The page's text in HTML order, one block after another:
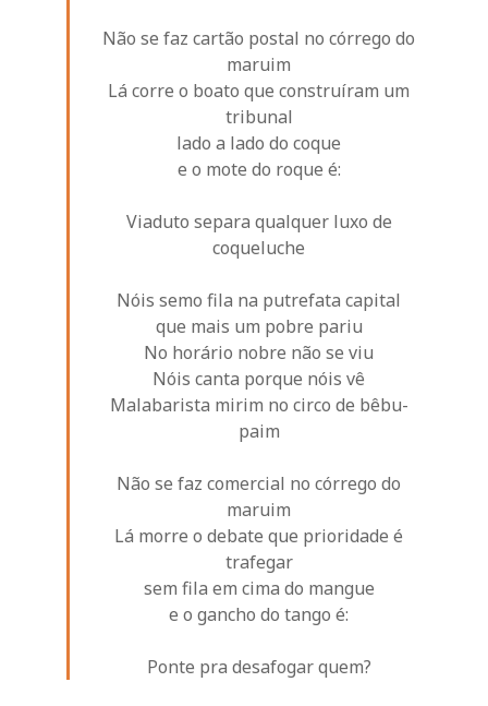
Não se faz cartão postal no córrego do
maruim
Lá corre o boato que construíram um
tribunal
lado a lado do coque
e o mote do roque é:
Viaduto separa qualquer luxo de
coqueluche
Nóis semo fila na putrefata capital
que mais um pobre pariu
No horário nobre não se viu
Nóis canta porque nóis vê
Malabarista mirim no circo de bêbu-
paim
Não se faz comercial no córrego do
maruim
Lá morre o debate que prioridade é
trafegar
sem fila em cima do mangue
e o gancho do tango é:
Ponte pra desafogar quem?